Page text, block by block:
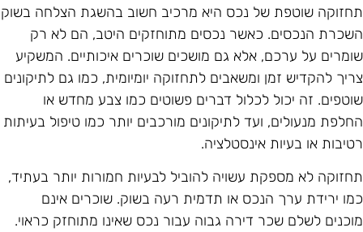
שוטפת של נכס היא מרכיב חשוב בהשגת הצלחה בשוק
הנכסים. כאשר נכסים מתוחזקים היטב, הם לא רק
על ערכם, אלא גם מושכים שוכרים איכותיים. המשקיע
להקדיש זמן ומשאבים לתחזוקה יומיומית, כמו גם לתיקונים
זה יכול לכלול דברים פשוטים כמו צבע מחדש או
מנעולים, ועד לתיקונים מורכבים יותר כמו טיפול בעיתות
או בעיות אינסטלציה.
לא מספקת עשויה להוביל לבעיות חמורות יותר בעתיד,
ירידת ערך הנכס או תדמית רעה בשוק. שוכרים אינם
לשלם שכר דירה גבוה עבור נכס שאינו מתוחזק כראוי.